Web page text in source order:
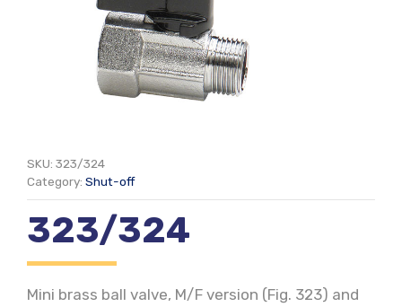
SKU: 323/324
Category: Shut-off
323/324
Mini brass ball valve, M/F version (Fig. 323) and